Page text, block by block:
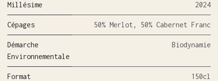
Millésime 2024
Cépages 50% Merlot, 50% Cabernet Franc
Démarche
Environnementale
Biodynamie
Format 150cl